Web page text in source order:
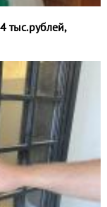
тыс.рублей,